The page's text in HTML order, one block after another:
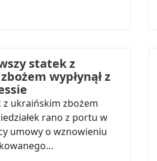
statek z
wypłynął z
z ukraińskim zbożem
rano z portu w
umowy o wznowieniu